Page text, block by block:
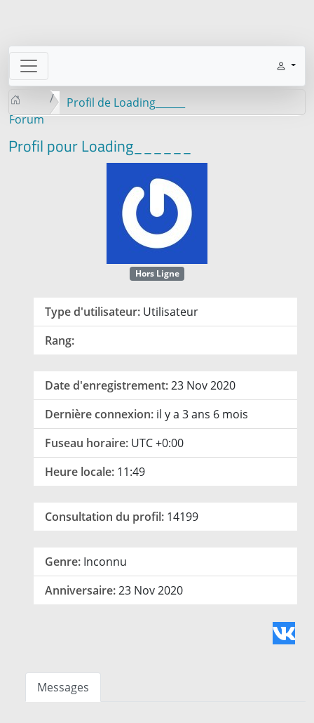
Forum
Profil de Loading______
Profil pour Loading______
Hors Ligne
Type d'utilisateur: Utilisateur
Rang:
Date d'enregistrement:23 Nov 2020
Dernière connexion: il y a 3 ans 6 mois
Fuseau horaire: UTC +0:00
Heure locale: 11:49
Consultation du profil: 14199
Genre: Inconnu
Anniversaire:23 Nov 2020
Messages